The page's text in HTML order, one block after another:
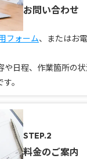
お問い合わせ
フォーム、またはお
や日程、作業箇所の
。
STEP.2
料金のご案内